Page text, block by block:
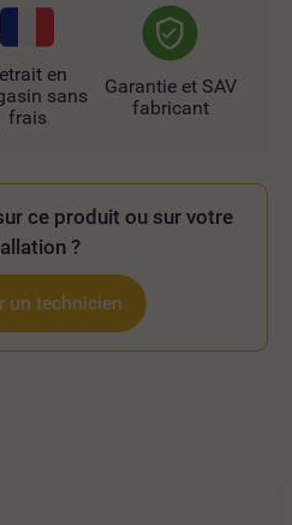
en
sans
frais
Garantie et SAV
fabricant
ce produit ou sur votre
?
un technicien